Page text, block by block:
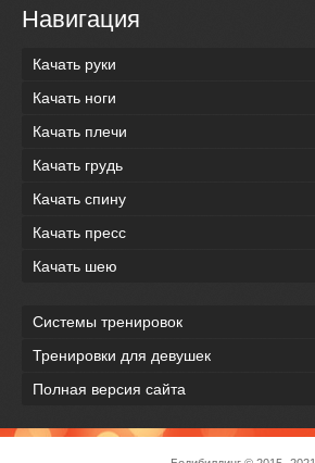
Навигация
Качать руки
Качать ноги
Качать плечи
Качать грудь
Качать спину
Качать пресс
Качать шею
Системы тренировок
Тренировки для девушек
Полная версия сайта